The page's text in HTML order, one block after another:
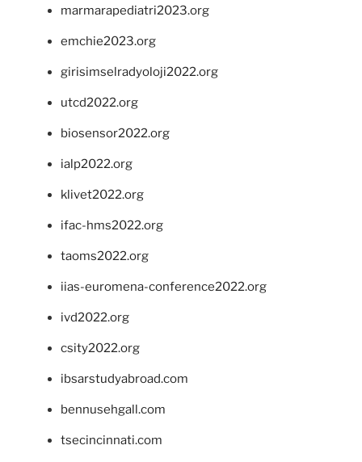
marmarapediatri2023.org
emchie2023.org
girisimselradyoloji2022.org
utcd2022.org
biosensor2022.org
ialp2022.org
klivet2022.org
ifac-hms2022.org
taoms2022.org
iias-euromena-conference2022.org
ivd2022.org
csity2022.org
ibsarstudyabroad.com
bennusehgall.com
tsecincinnati.com